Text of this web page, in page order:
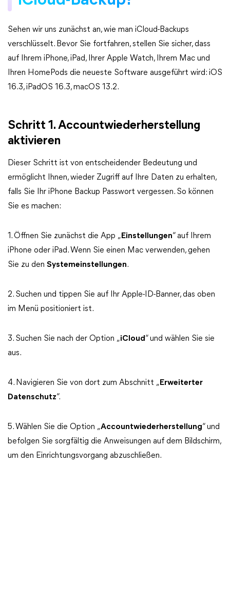
Sehen wir uns zunächst an, wie man iCloud-Backups
verschlüsselt. Bevor Sie fortfahren, stellen Sie sicher, dass
auf Ihrem iPhone, iPad, Ihrer Apple Watch, Ihrem Mac und
Ihren HomePods die neueste Software ausgeführt wird: iOS
16.3, iPadOS 16.3, macOS 13.2.
Schritt 1. Accountwiederherstellung
aktivieren
Dieser Schritt ist von entscheidender Bedeutung und
ermöglicht Ihnen, wieder Zugriff auf Ihre Daten zu erhalten,
falls Sie Ihr iPhone Backup Passwort vergessen. So können
Sie es machen:
1. Öffnen Sie zunächst die App „ Einstellungen“ auf Ihrem
iPhone oder iPad. Wenn Sie einen Mac verwenden, gehen
Sie zu den Systemeinstellungen.
2. Suchen und tippen Sie auf Ihr Apple-ID-Banner, das oben
im Menü positioniert ist.
3. Suchen Sie nach der Option „iCloud“ und wählen Sie sie
aus.
4. Navigieren Sie von dort zum Abschnitt „ Erweiterter
Datenschutz“.
5. Wählen Sie die Option „Accountwiederherstellung“ und
befolgen Sie sorgfältig die Anweisungen auf dem Bildschirm,
um den Einrichtungsvorgang abzuschließen.